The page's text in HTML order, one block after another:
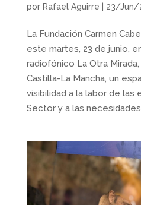
por Rafael Aguirre 23/Jun/
La Fundación Carmen
este martes, 23 de junio,
radiofónico La Otra
Castilla-La Mancha, un
visibilidad a la labor de las
Sector y a las